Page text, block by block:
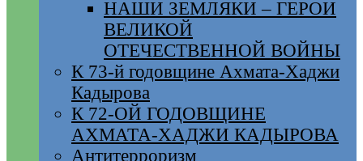
НАШИ ЗЕМЛЯКИ – ГЕРОИ
ВЕЛИКОЙ
ОТЕЧЕСТВЕННОЙ ВОЙНЫ
К 73-й годовщине Ахмата-Хаджи
Кадырова
К 72-ОЙ ГОДОВЩИНЕ
АХМАТА-ХАДЖИ КАДЫРОВА
Антитерроризм